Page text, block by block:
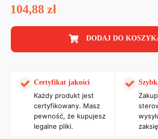
104,88 zł
DODAJ DO
Certyfikat jakości
Każdy produkt jest
certyfikowany. Masz
pewność, że kupujesz
legalne pliki.